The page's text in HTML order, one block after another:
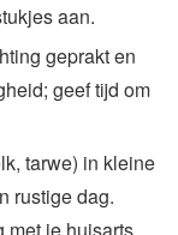
aan.
geprakt en
geef tijd om
tarwe) in kleine
rustige dag.
met je huisarts.